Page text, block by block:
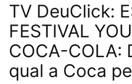
TV DeuClick:
FESTIVAL
COCA-COLA:
qual a Coca